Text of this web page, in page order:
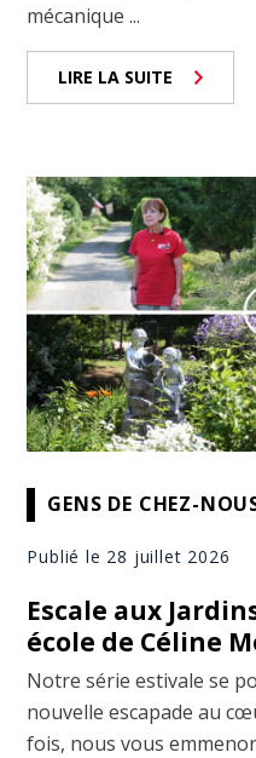
mécanique ...
LIRE LA SUITE
GENS DE CHEZ-
Publié le 28 juillet 2026
Escale aux
école de Céline
Notre série estivale se
nouvelle escapade au
fois, nous vous